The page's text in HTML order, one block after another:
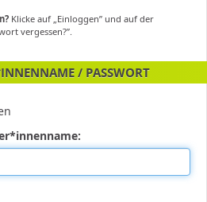
Klicke auf „Einloggen” und auf der
vergessen?”.
/ PASSWORT